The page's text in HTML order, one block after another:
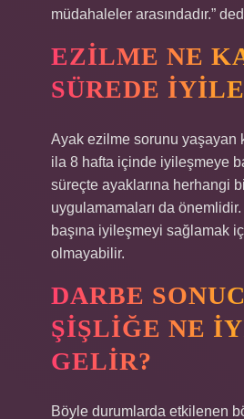
müdahaleler arasındadır.”
EZILME NE
SÜREDE
Ayak ezilme sorunu yaşayan
ila 8 hafta içinde iyileşmeye
süreçte ayaklarına herhangi
uygulamamaları da
başına iyileşmeyi sağlamak
olmayabilir.
DARBE
ŞIŞLIĞE NE
GELIR?
Böyle durumlarda etkilenen